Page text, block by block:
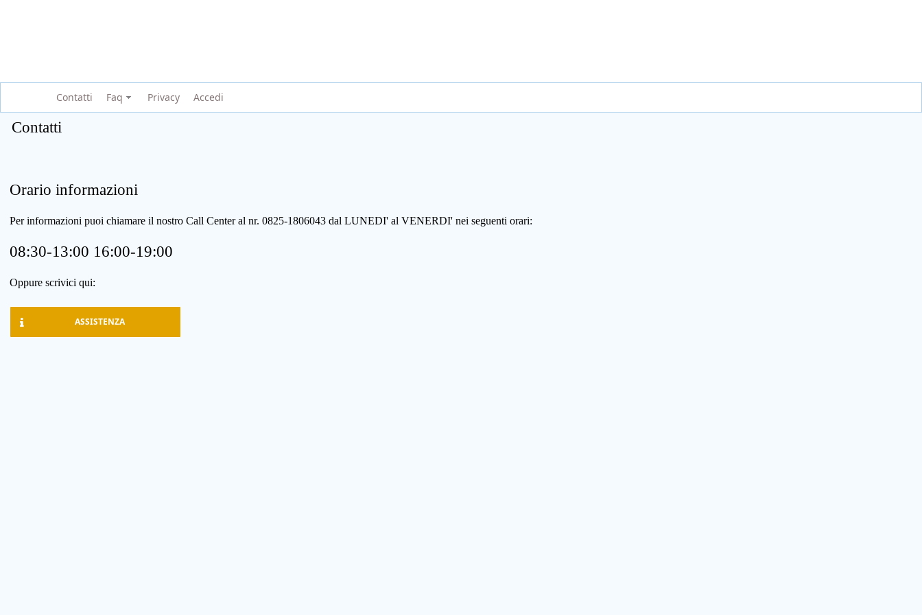
Contatti Faq Privacy Accedi
Contatti
Orario informazioni
Per informazioni puoi chiamare il nostro Call Center al nr. 0825-1806043 dal LUNEDI' al VENERDI' nei seguenti orari:
08:30-13:00 16:00-19:00
Oppure scrivici qui:
ASSISTENZA